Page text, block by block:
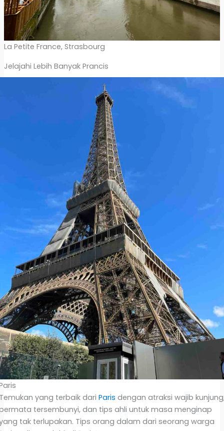
La Petite France, Strasbourg
Jelajahi Lebih Banyak Prancis
yang terbaik dari Paris dengan atraksi wajib
tersembunyi, dan tips ahli untuk masa menginap
tak terlupakan. Tips orang dalam dari seorang warga